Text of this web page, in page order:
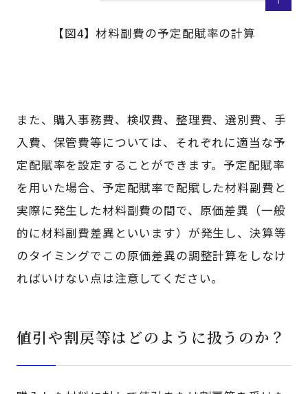
【図4】材料副費の予定配賦率の計算
また、購入事務費、検収費、整理費、選別費、手
入費、保管費等については、それぞれに適当な予
定配賦率を設定することができます。予定配賦率
を用いた場合、予定配賦率で配賦した材料副費と
実際に発生した材料副費の間で、原価差異（一般
的に材料副費差異といいます）が発生し、決算等
のタイミングでこの原価差異の調整計算をしなけ
ればいけない点は注意してください。
値引や割戻等はどのように扱うのか？